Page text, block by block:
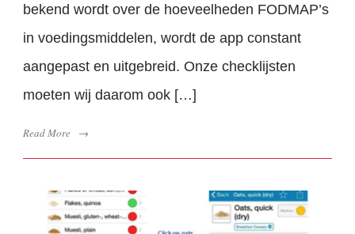
bekend wordt over de hoeveelheden FODMAP’s
in voedingsmiddelen, wordt de app constant
aangepast en uitgebreid. Onze checklijsten
moeten wij daarom ook […]
Read More →